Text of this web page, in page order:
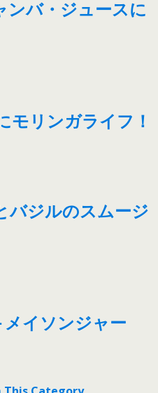
バ・ジュースに
モリンガライフ！
ジルのスムージ
イソンジャー